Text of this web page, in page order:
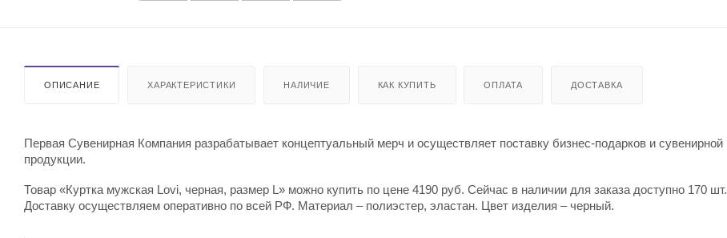
ОПИСАНИЕ ХАРАКТЕРИСТИКИ НАЛИЧИЕ КАК КУПИТЬ ОПЛАТА ДОСТАВКА
Первая Сувенирная Компания разрабатывает концептуальный мерч и осуществляет поставку бизнес-подарков и сувенирной
продукции.
Товар «Куртка мужская Lovi, черная, размер L» можно купить по цене 4190 руб. Сейчас в наличии для заказа доступно 170 шт.
Доставку осуществляем оперативно по всей РФ. Материал – полиэстер, эластан. Цвет изделия – черный.